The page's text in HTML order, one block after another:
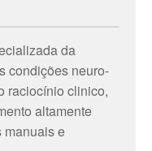
da
condições neuro-
raciocínio clinico,
altamente
manuais e